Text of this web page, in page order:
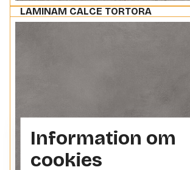
LAMINAM CALCE TORTORA
Information om
cookies